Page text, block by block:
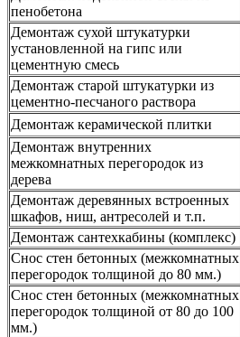
пенобетона
Демонтаж сухой штукатурки
установленной на гипс или
цементную смесь
Демонтаж старой штукатурки из
цементно-песчаного раствора
Демонтаж керамической плитки
Демонтаж внутренних
межкомнатных перегородок из
дерева
Демонтаж деревянных встроенных
шкафов, ниш, антресолей и т.п.
Демонтаж сантехкабины (комплекс)
Снос стен бетонных (межкомнатных
перегородок толщиной до 80 мм.)
Снос стен бетонных (межкомнатных
перегородок толщиной от 80 до 100
мм.)